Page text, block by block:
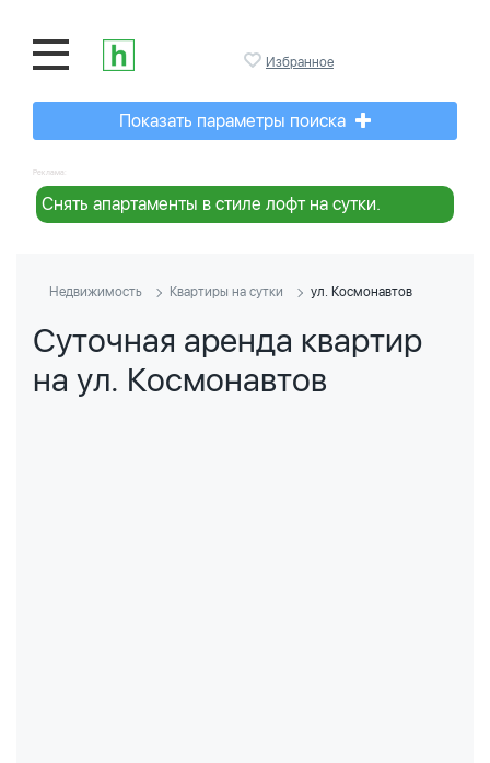
Избранное
Показать параметры поиска
Реклама:
Снять апартаменты в стиле лофт на сутки.
Недвижимость Квартиры на сутки ул. Космонавтов
Суточная аренда квартир
на ул. Космонавтов